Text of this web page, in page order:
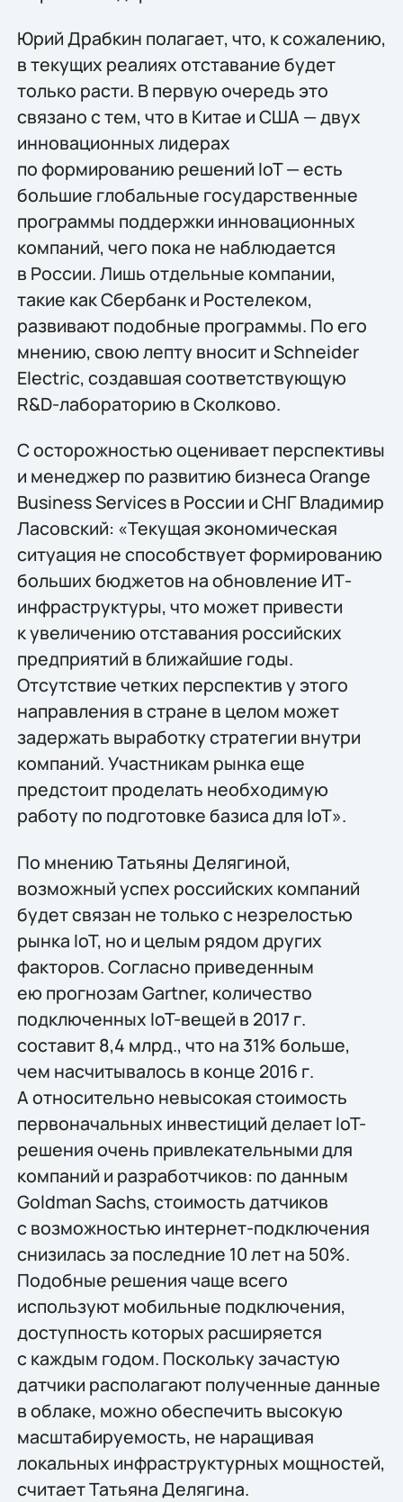
Юрий Драбкин полагает, что, к сожалению,
в текущих реалиях отставание будет
только расти. В первую очередь это
связано с тем, что в Китае и США — двух
инновационных лидерах
по формированию решений IoT — есть
большие глобальные государственные
программы поддержки инновационных
компаний, чего пока не наблюдается
в России. Лишь отдельные компании,
такие как Сбербанк и Ростелеком,
развивают подобные программы. По его
мнению, свою лепту вносит и Schneider
Electric, создавшая соответствующую
R&D-лабораторию в Сколково.
С осторожностью оценивает перспективы
и менеджер по развитию бизнеса Orange
Business Services в России и СНГ Владимир
Ласовский: «Текущая экономическая
ситуация не способствует формированию
больших бюджетов на обновление ИТ-
инфраструктуры, что может привести
к увеличению отставания российских
предприятий в ближайшие годы.
Отсутствие четких перспектив у этого
направления в стране в целом может
задержать выработку стратегии внутри
компаний. Участникам рынка еще
предстоит проделать необходимую
работу по подготовке базиса для IoT».
По мнению Татьяны Делягиной,
возможный успех российских компаний
будет связан не только с незрелостью
рынка IoT, но и целым рядом других
факторов. Согласно приведенным
ею прогнозам Gartner, количество
подключенных IoT-вещей в 2017 г.
составит 8,4 млрд., что на 31% больше,
чем насчитывалось в конце 2016 г.
А относительно невысокая стоимость
первоначальных инвестиций делает IoT-
решения очень привлекательными для
компаний и разработчиков: по данным
Goldman Sachs, стоимость датчиков
с возможностью интернет-подключения
снизилась за последние 10 лет на 50%.
Подобные решения чаще всего
используют мобильные подключения,
доступность которых расширяется
с каждым годом. Поскольку зачастую
датчики располагают полученные данные
в облаке, можно обеспечить высокую
масштабируемость, не наращивая
локальных инфраструктурных мощностей,
считает Татьяна Делягина.